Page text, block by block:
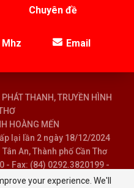
Chuyên đề
Mhz Email
THANH, TRUYỀN HÌNH
HOÀNG MẾN
lại lần 2 ngày 18/12/2024
An, Thành phố Cần Thơ
- Fax: (84) 0292.3820199 -
your experience. We'll